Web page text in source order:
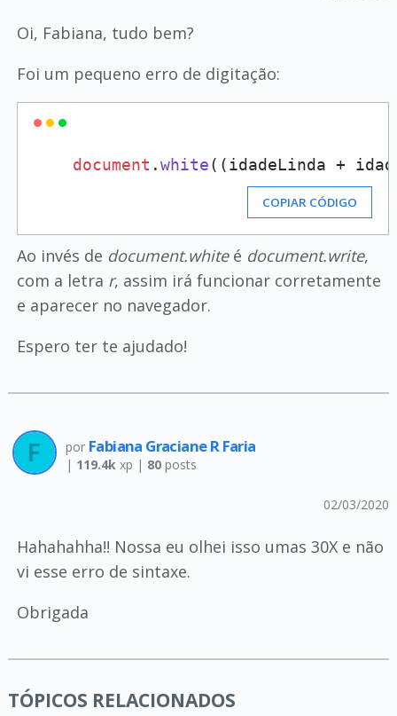
Oi, Fabiana, tudo bem?
Foi um pequeno erro de digitação:
document .white((idadeLinda +
COPIAR CÓDIGO
Ao invés de document.whiteé document.write,
com a letra r, assim irá funcionar corretamente
e aparecer no navegador.
Espero ter te ajudado!
por Fabiana Graciane R Faria
| 119.4kxp | 80posts
02/03/2020
Hahahahha!! Nossa eu olhei isso umas 30X e não
vi esse erro de sintaxe.
Obrigada
TÓPICOS RELACIONADOS